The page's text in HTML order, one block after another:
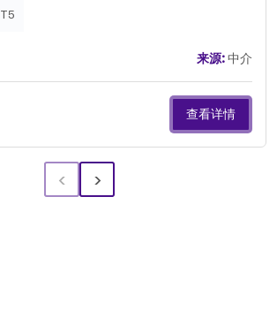
温馨、现代且可立即入住的体验，无需任何额
合休闲、聚会或未来的升值。此外，它还拥
许可证，允许未来的业主立即开始旅游运营，
强劲的市场中。对于那些寻求安全、盈利且可
在城市中心拥有一套与众不同的住宅的人来
的机会，舒适、位置和潜力在一处房产中结
T5
来源:中介
查看详情
‹ ›